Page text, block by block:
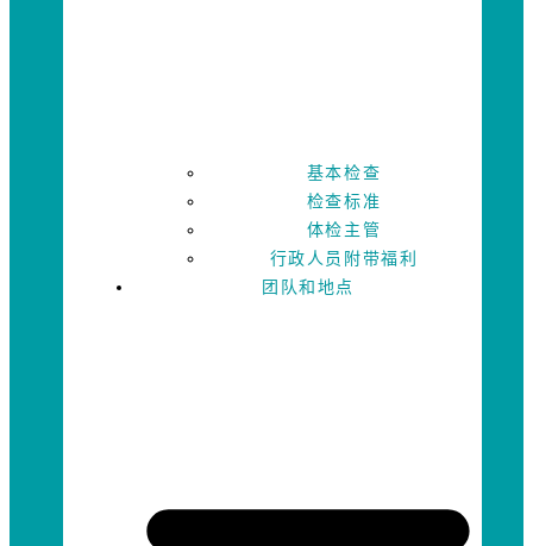
基本检查
检查标准
体检主管
行政人员附带福利
团队和地点